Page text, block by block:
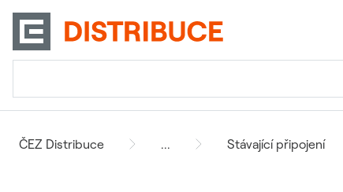
ČEZ Distribuce ... Stávající připojení